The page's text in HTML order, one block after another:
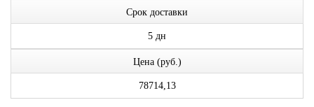
Срок доставки
5 дн
Цена (руб.)
78714,13